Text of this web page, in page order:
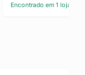
Encontrado em 1 loja